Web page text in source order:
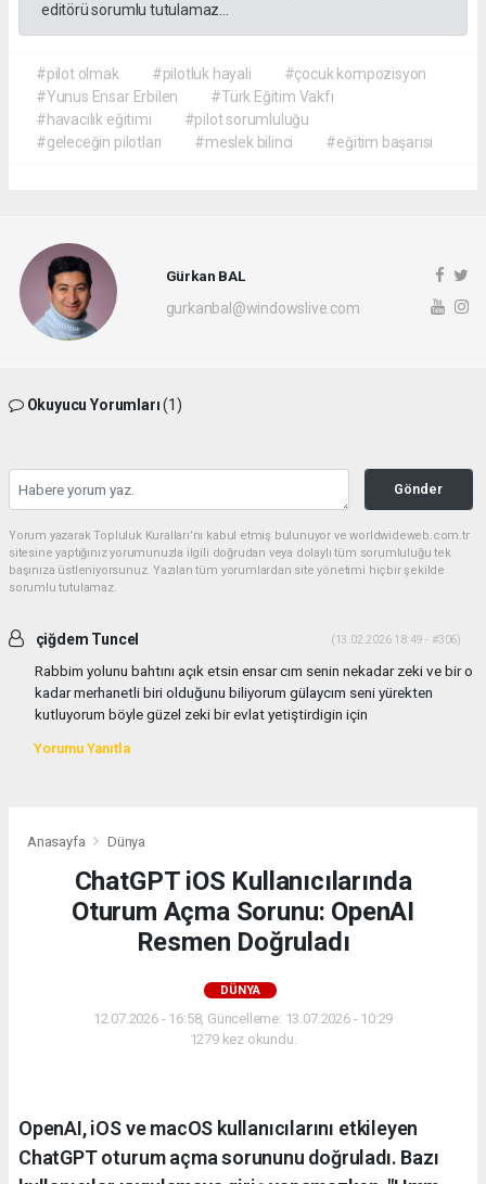
editörü sorumlu tutulamaz...
#pilot olmak #pilotluk hayali
#çocuk kompozisyon
#Yunus Ensar Erbilen
#Türk Eğitim Vakfı
#havacılık eğitimi
#pilot sorumluluğu
#geleceğin pilotları
#meslek bilinci #eğitim başarısı
Gürkan BAL
gurkanbal@windowslive.com
Okuyucu Yorumları(1)
Gönder
Yorum yazarak Topluluk Kuralları’nı kabul etmiş bulunuyor ve worldwideweb.com.tr
sitesine yaptığınız yorumunuzla ilgili doğrudan veya dolaylı tüm sorumluluğu tek
başınıza üstleniyorsunuz. Yazılan tüm yorumlardan site yönetimi hiçbir şekilde
sorumlu tutulamaz.
çiğdem Tuncel (13.02.2026 18:49 - #306)
Rabbim yolunu bahtını açık etsin ensar cım senin nekadar zeki ve bir o
kadar merhanetli biri olduğunu biliyorum gülaycım seni yürekten
kutluyorum böyle güzel zeki bir evlat yetiştirdigin için
Yorumu Yanıtla
Anasayfa Dünya
ChatGPT iOS Kullanıcılarında
Oturum Açma Sorunu: OpenAI
Resmen Doğruladı
DÜNYA
12.07.2026 - 16:58, Güncelleme: 13.07.2026 - 10:29
1279 kez okundu.
OpenAI, iOS ve macOS kullanıcılarını etkileyen
ChatGPT oturum açma sorununu doğruladı. Bazı